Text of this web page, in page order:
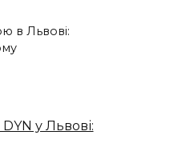
в Львові: